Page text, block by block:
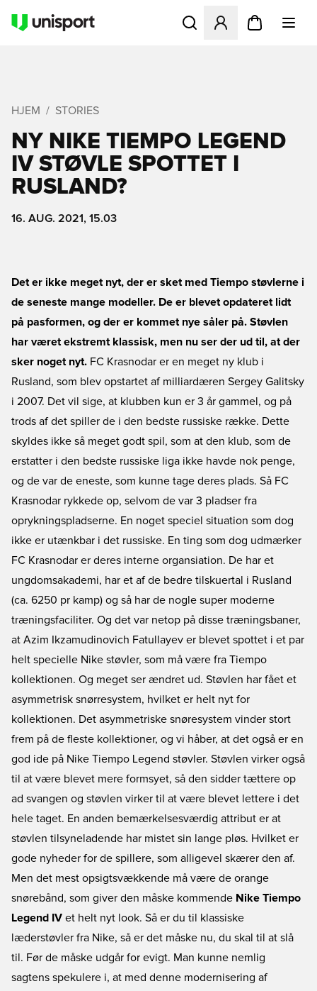
Åbner en Modal til at
HJEM STORIES
NY NIKE TIEMPO LEGEND
IV STØVLE SPOTTET I
RUSLAND?
16. AUG. 2021, 15.03
Det er ikke meget nyt, der er sket med Tiempo støvlerne i
de seneste mange modeller. De er blevet opdateret lidt
på pasformen, og der er kommet nye såler på. Støvlen
har været ekstremt klassisk, men nu ser der ud til, at der
sker noget nyt. FC Krasnodar er en meget ny klub i
Rusland, som blev opstartet af milliardæren Sergey Galitsky
i 2007. Det vil sige, at klubben kun er 3 år gammel, og på
trods af det spiller de i den bedste russiske række. Dette
skyldes ikke så meget godt spil, som at den klub, som de
erstatter i den bedste russiske liga ikke havde nok penge,
og de var de eneste, som kunne tage deres plads. Så FC
Krasnodar rykkede op, selvom de var 3 pladser fra
oprykningspladserne. En noget speciel situation som dog
ikke er utænkbar i det russiske. En ting som dog udmærker
FC Krasnodar er deres interne organsiation. De har et
ungdomsakademi, har et af de bedre tilskuertal i Rusland
(ca. 6250 pr kamp) og så har de nogle super moderne
træningsfaciliter. Og det var netop på disse træningsbaner,
at Azim Ikzamudinovich Fatullayev er blevet spottet i et par
helt specielle Nike støvler, som må være fra Tiempo
kollektionen. Og meget ser ændret ud. Støvlen har fået et
asymmetrisk snørresystem, hvilket er helt nyt for
kollektionen. Det asymmetriske snøresystem vinder stort
frem på de fleste kollektioner, og vi håber, at det også er en
god ide på Nike Tiempo Legend støvler. Støvlen virker også
til at være blevet mere formsyet, så den sidder tættere op
ad svangen og støvlen virker til at være blevet lettere i det
hele taget. En anden bemærkelsesværdig attribut er at
støvlen tilsyneladende har mistet sin lange pløs. Hvilket er
gode nyheder for de spillere, som alligevel skærer den af.
Men det mest opsigtsvækkende må være de orange
snørebånd, som giver den måske kommende Nike Tiempo
Legend IV et helt nyt look. Så er du til klassiske
læderstøvler fra Nike, så er det måske nu, du skal til at slå
til. Før de måske udgår for evigt. Man kunne nemlig
sagtens spekulere i, at med denne modernisering af